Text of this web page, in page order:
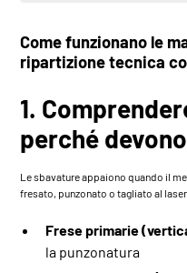
Come funzionano le
ripartizione tecnica
1.
perché
Le sbavature appaiono quando il
fresato, punzonato o tagliato al
Frese primarie
la punzonatura